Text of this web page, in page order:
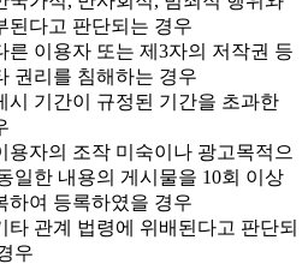
된다고 판단되는 경우
른 이용자 또는 제3자의 저작권 등
권리를 침해하는 경우
시 기간이 규정된 기간을 초과한
용자의 조작 미숙이나 광고목적으
일한 내용의 게시물을 10회 이상
하여 등록하였을 경우
타 관계 법령에 위배된다고 판단되
우